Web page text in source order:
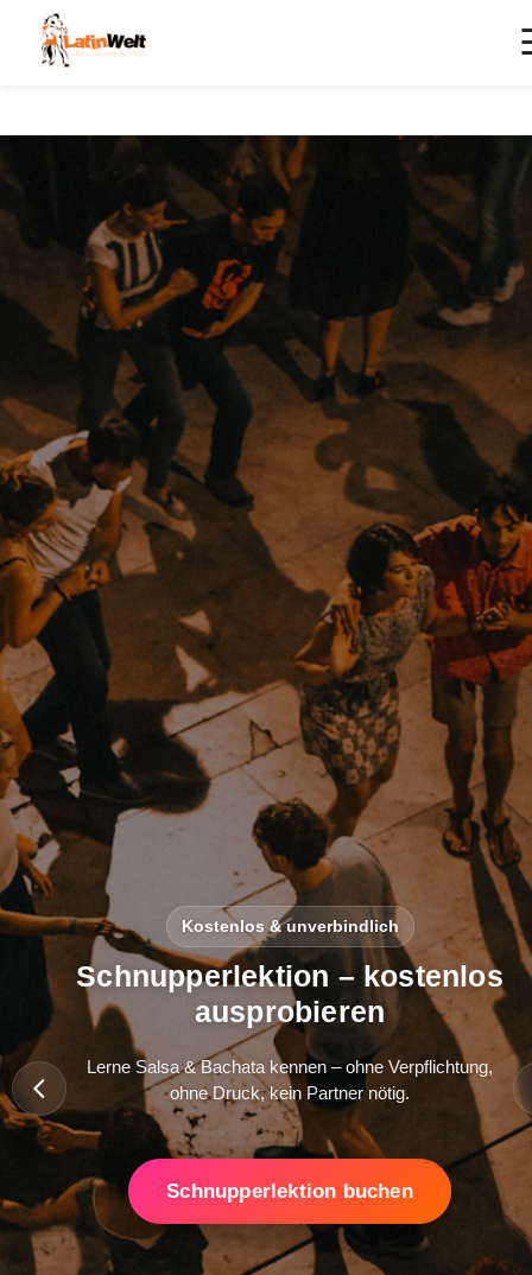
Kostenlos & unverbindlich
Schnupperlektion – kostenlos
ausprobieren
Lerne Salsa & Bachata kennen – ohne Verpflichtung,
ohne Druck, kein Partner nötig.
Schnupperlektion buchen